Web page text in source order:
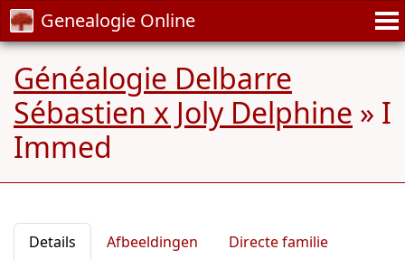
Genealogie Online
Généalogie Delbarre
Sébastien x Joly Delphine » I
Immed
Details Afbeeldingen
Directe familie